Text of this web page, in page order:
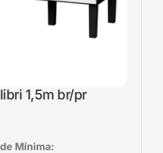
1,5m br/pr
Mínima: